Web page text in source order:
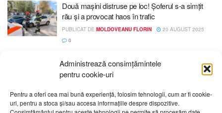
Administrează consimțămintele
pentru cookie-uri
Pentru a oferi cea mai bună experiență, folosim tehnologii, cum ar fi cookie-
uri, pentru a stoca și/sau accesa informațiile despre dispozitive.
Două mașini distruse pe loc! Șoferul s-a simțit
rău și a provocat haos în trafic
PUBLICAT DE MOLDOVEANU FLORIN
20 AUGUST 2025
0
Despre noi Publicitate Contact
Politică de confidențialitate